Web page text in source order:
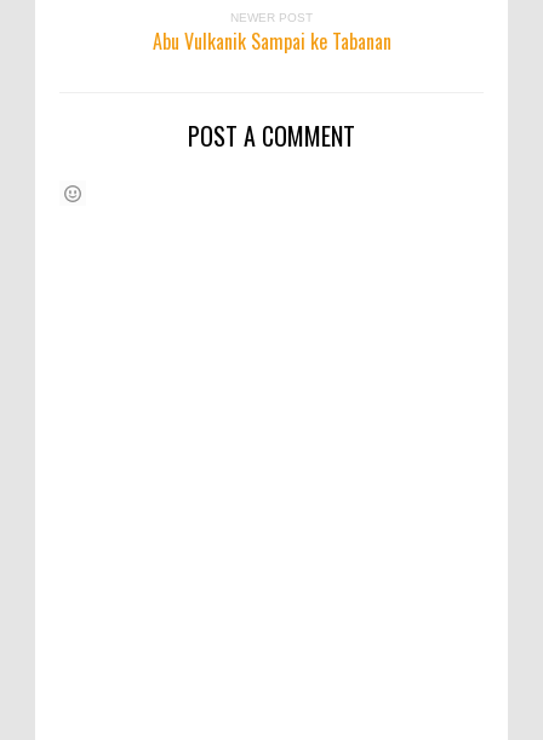
NEWER POST
Abu Vulkanik Sampai ke Tabanan
POST A COMMENT